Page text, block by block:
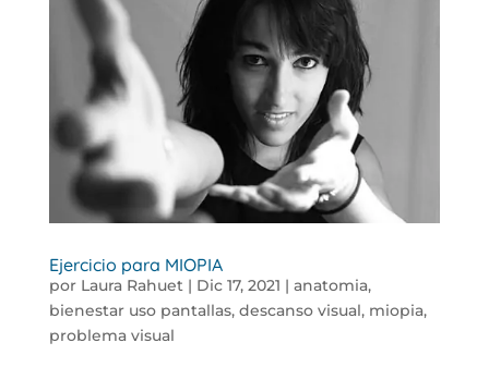
Ejercicio para MIOPIA
por Laura Rahuet| Dic 17, 2021 | anatomia,
bienestar uso pantallas, descanso visual, miopia,
problema visual